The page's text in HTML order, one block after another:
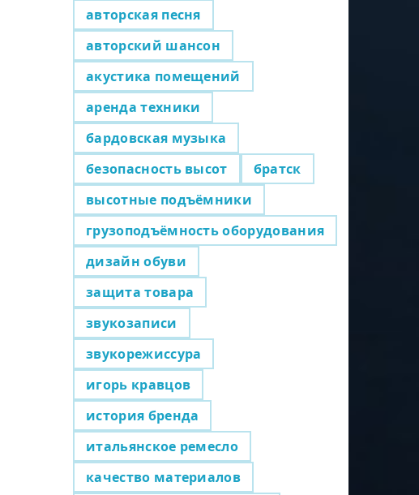
авторская песня
авторский шансон
акустика помещений
аренда техники
бардовская музыка
безопасность высот
братск
высотные подъёмники
грузоподъёмность оборудования
дизайн обуви
защита товара
звукозаписи
звукорежиссура
игорь кравцов
история бренда
итальянское ремесло
качество материалов